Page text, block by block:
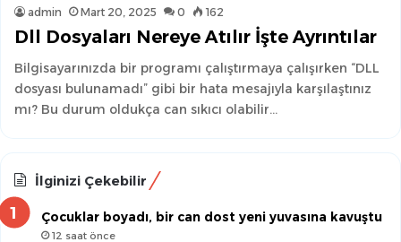
admin Mart 20, 2025 0 162
Dll Dosyaları Nereye Atılır İşte Ayrıntılar
Bilgisayarınızda bir programı çalıştırmaya çalışırken “DLL
dosyası bulunamadı” gibi bir hata mesajıyla karşılaştınız
mı? Bu durum oldukça can sıkıcı olabilir…
İlginizi Çekebilir
Çocuklar boyadı, bir can dost yeni yuvasına kavuştu
12 saat önce